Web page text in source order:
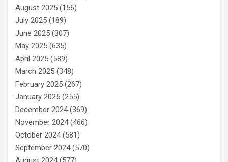
August 2025 (156)
July 2025 (189)
June 2025 (307)
May 2025 (635)
April 2025 (589)
March 2025 (348)
February 2025 (267)
January 2025 (255)
December 2024(369)
November 2024(466)
October 2024(581)
September 2024(570)